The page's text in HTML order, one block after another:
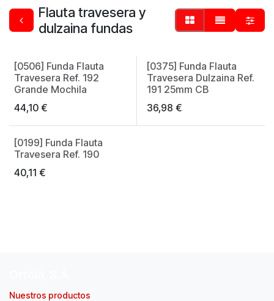
Flauta travesera y
dulzaina fundas
Made in Spain
[0506] Funda Flauta
Travesera Ref. 192
Grande Mochila
44,10 € Made in Spain
[0375] Funda Flauta
Travesera Dulzaina Ref.
191 25mm CB
36,98 €
Made in Spain
[0199] Funda Flauta
Travesera Ref. 190
40,11 €
Nuestros productos